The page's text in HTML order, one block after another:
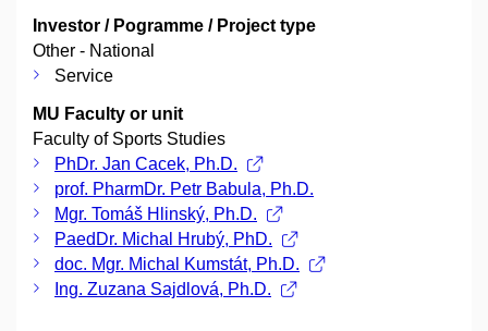
Investor / Pogramme / Project type
Other - National
Service
MU Faculty or unit
Faculty of Sports Studies
PhDr. Jan Cacek, Ph.D.
prof. PharmDr. Petr Babula, Ph.D.
Mgr. Tomáš Hlinský, Ph.D.
PaedDr. Michal Hrubý, PhD.
doc. Mgr. Michal Kumstát, Ph.D.
Ing. Zuzana Sajdlová, Ph.D.